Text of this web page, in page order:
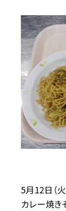
5月12日（火
カレー焼き